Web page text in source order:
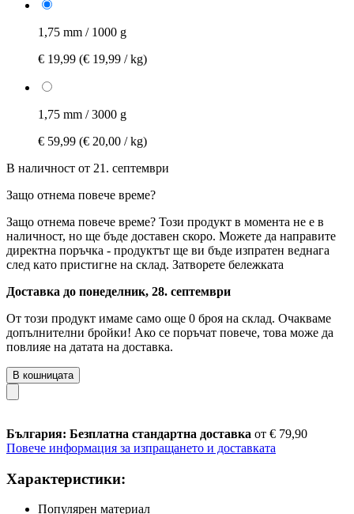
1,75 mm / 1000 g
€ 19,99 (€ 19,99 / kg)
1,75 mm / 3000 g
€ 59,99 (€ 20,00 / kg)
В наличност от 21. септември
Защо отнема повече време?
Защо отнема повече време? Този продукт в момента не е в
наличност, но ще бъде доставен скоро. Можете да направите
директна поръчка - продуктът ще ви бъде изпратен веднага
след като пристигне на склад. Затворете бележката
Доставка до понеделник, 28. септември
От този продукт имаме само още 0 броя на склад. Очакваме
допълнителни бройки! Ако се поръчат повече, това може да
повлияе на датата на доставка.
В кошницата
България: Безплатна стандартна доставка от € 79,90
Повече информация за изпращането и доставката
Характеристики:
Популярен материал